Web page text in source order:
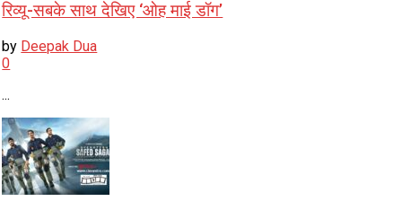
रिव्यू-सबके साथ देखिए ‘ओह माई डॉग’
by Deepak Dua
0
...